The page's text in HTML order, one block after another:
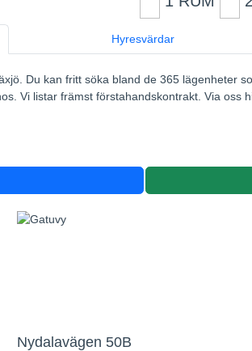
Hyresvärdar
Du kan fritt söka bland de 365 lägenheter
Vi listar främst förstahandskontrakt. Via oss
Nydalavägen 50B